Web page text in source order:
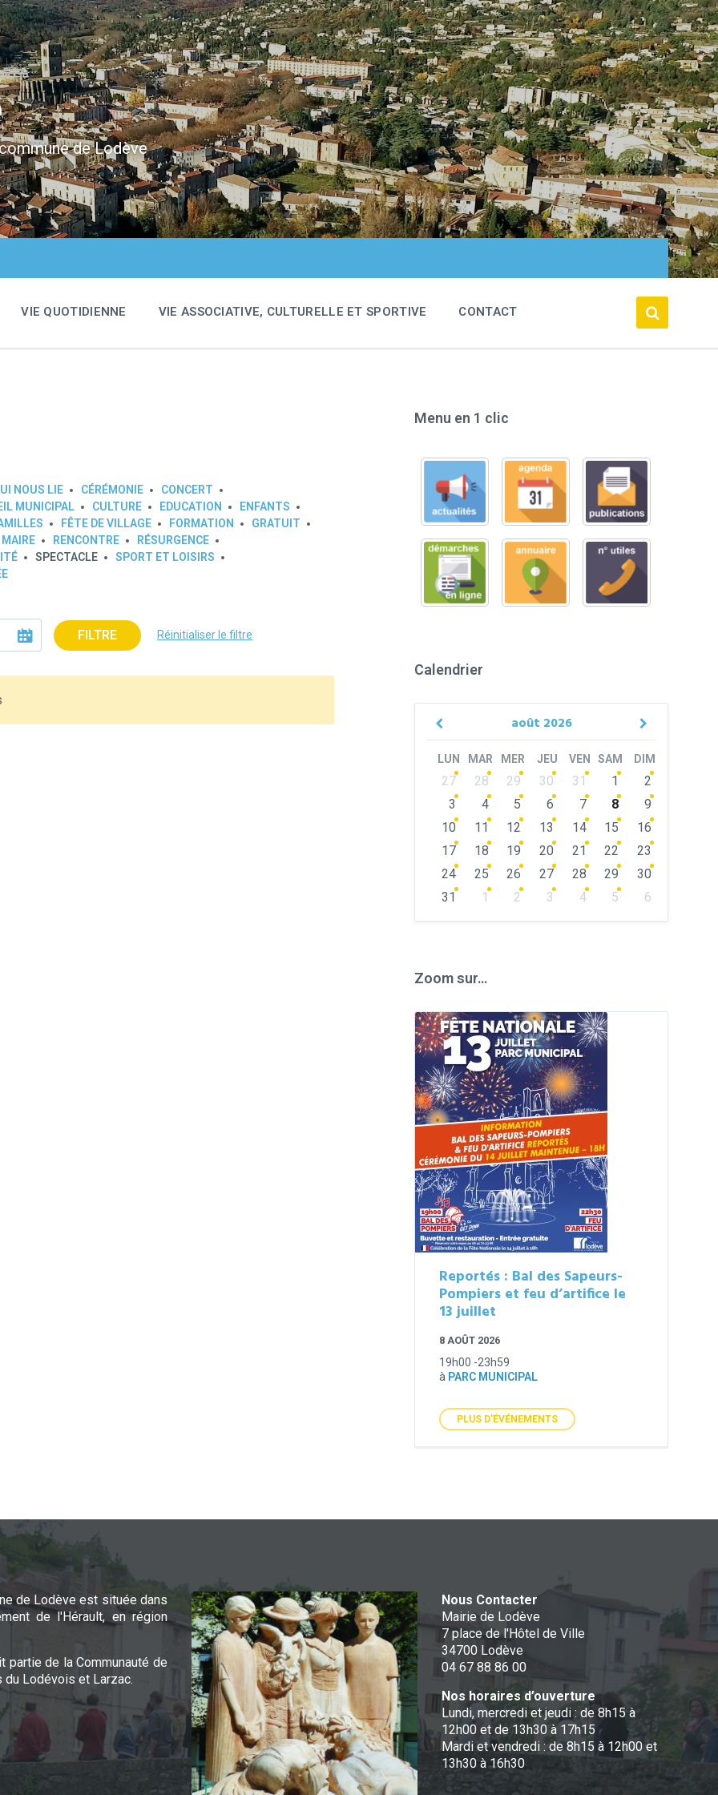
de Lodève
VIE QUOTIDIENNE VIE ASSOCIATIVE, CULTURELLE ET SPORTIVE CONTACT
NOUS LIE CÉRÉMONIE
CONCERT
MUNICIPAL CULTURE EDUCATION
ENFANTS
FÊTE DE VILLAGE FORMATION
GRATUIT
MAIRE RENCONTRE
RÉSURGENCE
SPECTACLE
SPORT ET LOISIRS
FILTRE Réinitialiser le filtre
Menu en 1 clic
Calendrier
août 2026
Previous
Next
LUN MAR MER JEU VEN SAM DIM
Skip
calendar
days
27 28 29 30 31 1
2
3
4 5 6 7 8
9
10
11 12 13 14 15
16
17
18 19 20 21 22
23
24
25 26 27 28 29
30
31
1 2 3 4 5
6
Zoom sur…
Reportés : Bal des Sapeurs-
Pompiers et feu d’artifice le
13 juillet
8 AOÛT 2026
19h00 -23h59
à PARC MUNICIPAL
PLUS D'ÉVÉNEMENTS
de Lodève est située dans
de l'Hérault, en région
partie de la Communauté de
du Lodévois et Larzac.
Nous Contacter
Mairie de Lodève
7 place de l'Hôtel de Ville
34700 Lodève
04 67 88 86 00
Nos horaires d’ouverture
Lundi, mercredi et jeudi : de 8h15 à
12h00 et de 13h30 à 17h15
Mardi et vendredi : de 8h15 à 12h00 et
13h30 à 16h30